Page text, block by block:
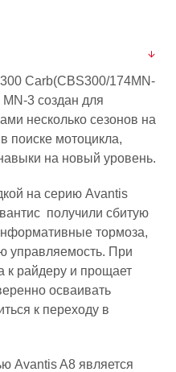
Carb(CBS300/174MN-
3 создан для
несколько сезонов на
поиске мотоцикла,
на новый уровень.
на серию Avantis
получили сбитую
тормоза,
управляемость. При
к райдеру и прощает
осваивать
к переходу в
Avantis A8 является